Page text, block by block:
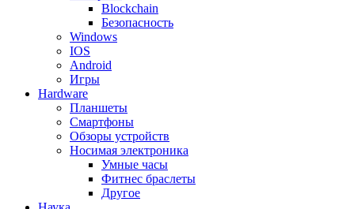
Blockchain
Безопасность
Windows
IOS
Android
Игры
Hardware
Планшеты
Смартфоны
Обзоры устройств
Носимая электроника
Умные часы
Фитнес браслеты
Другое